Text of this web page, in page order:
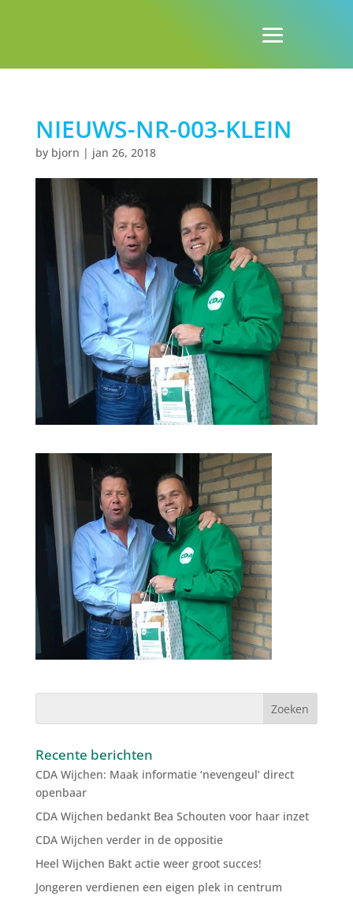
NIEUWS-NR-003-KLEIN
by bjorn | jan 26, 2018
Recente berichten
CDA Wijchen: Maak informatie ‘nevengeul’ direct
openbaar
CDA Wijchen bedankt Bea Schouten voor haar inzet
CDA Wijchen verder in de oppositie
Heel Wijchen Bakt actie weer groot succes!
Jongeren verdienen een eigen plek in centrum